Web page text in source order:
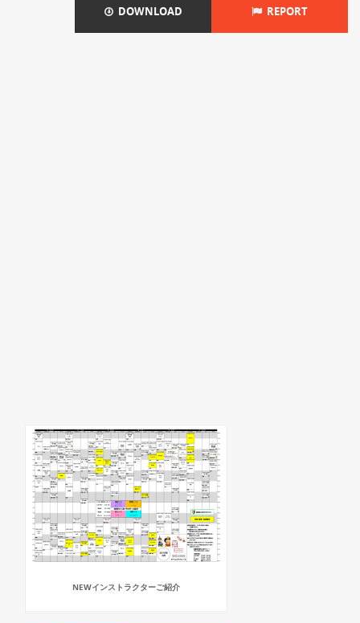
DOWNLOAD REPORT
NEWインストラクターご紹介